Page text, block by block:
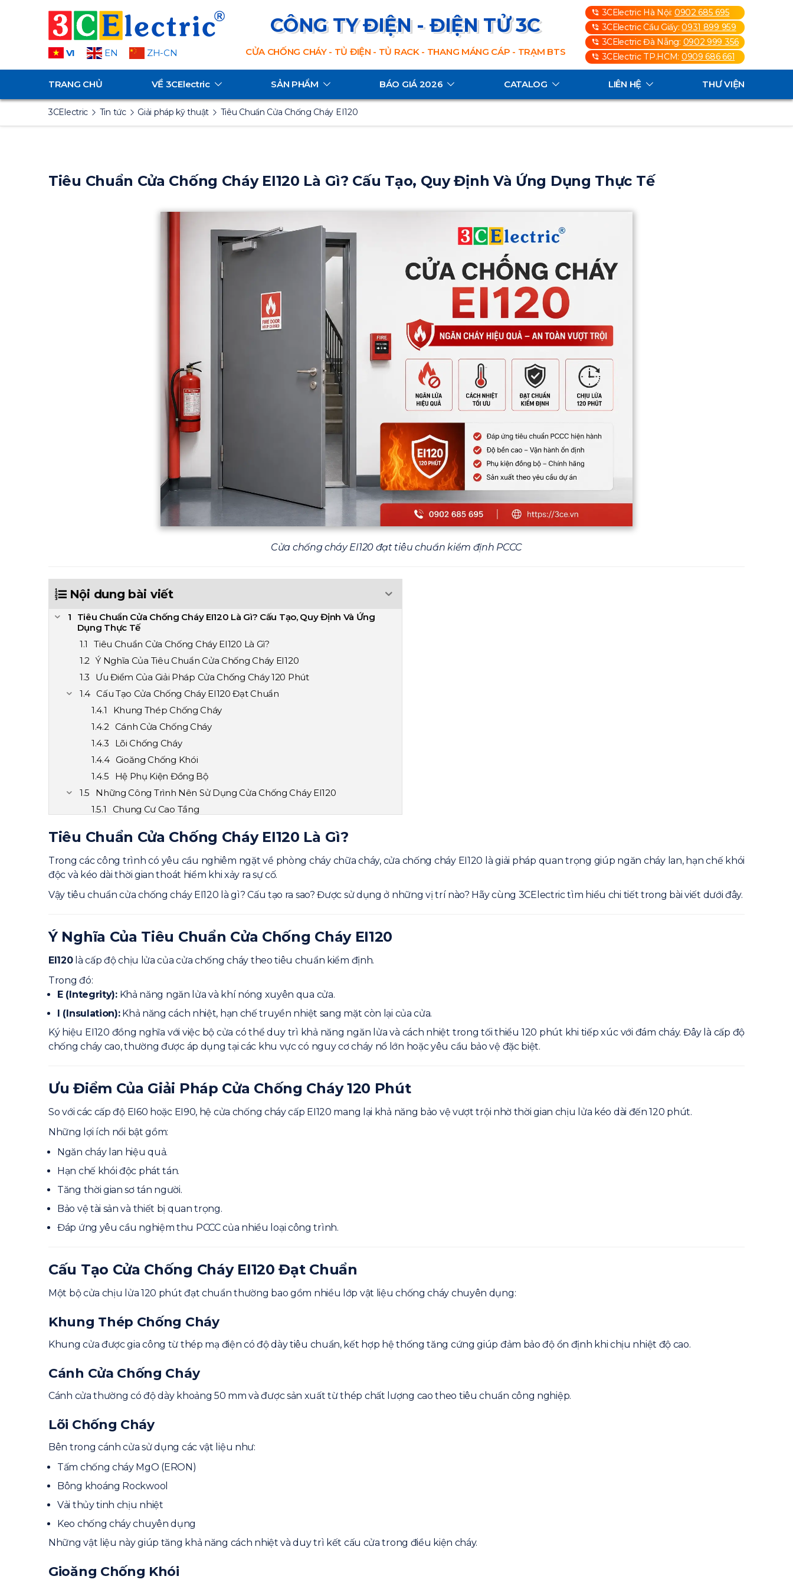
VI EN ZH-CN
CÔNG TY ĐIỆN - ĐIỆN TỬ 3C
CỬA CHỐNG CHÁY - TỦ ĐIỆN - TỦ RACK - THANG MÁNG CÁP - TRẠM BTS
3CElectric Hà Nội: 0902 685 695
3CElectric Cầu Giấy:0931 899 959
3CElectric Đà Nẵng: 0902 999 356
3CElectric TP.HCM: 0909 686 661
TRANG CHỦ VỀ 3CElectric SẢN PHẨM BÁO GIÁ 2026 CATALOG LIÊN HỆ THƯ VIỆN
3CElectric Tin tức Giải pháp kỹ thuật Tiêu Chuẩn Cửa Chống Cháy EI120
Tiêu Chuẩn Cửa Chống Cháy EI120 Là Gì? Cấu Tạo, Quy Định Và Ứng Dụng Thực Tế
Cửa chống cháy EI120 đạt tiêu chuẩn kiểm định PCCC
Nội dung bài viết
Tiêu Chuẩn Cửa Chống Cháy EI120 Là Gì? Cấu Tạo, Quy Định Và Ứng
Dụng Thực Tế
Tiêu Chuẩn Cửa Chống Cháy EI120 Là Gì?
Ý Nghĩa Của Tiêu Chuẩn Cửa Chống Cháy EI120
Ưu Điểm Của Giải Pháp Cửa Chống Cháy 120 Phút
Cấu Tạo Cửa Chống Cháy EI120 Đạt Chuẩn
Khung Thép Chống Cháy
Cánh Cửa Chống Cháy
Lõi Chống Cháy
Gioăng Chống Khói
Hệ Phụ Kiện Đồng Bộ
Những Công Trình Nên Sử Dụng Cửa Chống Cháy EI120
Chung Cư Cao Tầng
Trung Tâm Thương Mại
Bệnh Viện Và Khách Sạn
So Sánh Cửa Chống Cháy EI60, EI90 Và EI120
Quy Định Và Tiêu Chuẩn Đối Với Cửa Chống Cháy EI120
EI120 Chịu Lửa Trong Bao Lâu?
Có Bắt Buộc Sử Dụng Cho Mọi Công Trình Không?
Kết Luận
Liên Hệ Báo Giá Cửa Chống Cháy
Bài viết liên quan
Tiêu Chuẩn Cửa Chống Cháy EI120 Là Gì?
Trong các công trình có yêu cầu nghiêm ngặt về phòng cháy chữa cháy, cửa chống cháy EI120 là giải pháp quan trọng giúp ngăn cháy lan, hạn chế khói
độc và kéo dài thời gian thoát hiểm khi xảy ra sự cố.
Vậy tiêu chuẩn cửa chống cháy EI120 là gì? Cấu tạo ra sao? Được sử dụng ở những vị trí nào? Hãy cùng 3CElectric tìm hiểu chi tiết trong bài viết dưới đây.
Ý Nghĩa Của Tiêu Chuẩn Cửa Chống Cháy EI120
EI120là cấp độ chịu lửa của cửa chống cháy theo tiêu chuẩn kiểm định.
Trong đó:
E (Integrity):Khả năng ngăn lửa và khí nóng xuyên qua cửa.
I (Insulation):Khả năng cách nhiệt, hạn chế truyền nhiệt sang mặt còn lại của cửa.
Ký hiệu EI120 đồng nghĩa với việc bộ cửa có thể duy trì khả năng ngăn lửa và cách nhiệt trong tối thiểu 120 phút khi tiếp xúc với đám cháy. Đây là cấp độ
chống cháy cao, thường được áp dụng tại các khu vực có nguy cơ cháy nổ lớn hoặc yêu cầu bảo vệ đặc biệt.
Ưu Điểm Của Giải Pháp Cửa Chống Cháy 120 Phút
So với các cấp độ EI60 hoặc EI90, hệ cửa chống cháy cấp EI120 mang lại khả năng bảo vệ vượt trội nhờ thời gian chịu lửa kéo dài đến 120 phút.
Những lợi ích nổi bật gồm:
Ngăn cháy lan hiệu quả.
Hạn chế khói độc phát tán.
Tăng thời gian sơ tán người.
Bảo vệ tài sản và thiết bị quan trọng.
Đáp ứng yêu cầu nghiệm thu PCCC của nhiều loại công trình.
Cấu Tạo Cửa Chống Cháy EI120 Đạt Chuẩn
Một bộ cửa chịu lửa 120 phút đạt chuẩn thường bao gồm nhiều lớp vật liệu chống cháy chuyên dụng:
Khung Thép Chống Cháy
Khung cửa được gia công từ thép mạ điện có độ dày tiêu chuẩn, kết hợp hệ thống tăng cứng giúp đảm bảo độ ổn định khi chịu nhiệt độ cao.
Cánh Cửa Chống Cháy
Cánh cửa thường có độ dày khoảng 50 mm và được sản xuất từ thép chất lượng cao theo tiêu chuẩn công nghiệp.
Lõi Chống Cháy
Bên trong cánh cửa sử dụng các vật liệu như:
Tấm chống cháy MgO (ERON)
Bông khoáng Rockwool
Vải thủy tinh chịu nhiệt
Keo chống cháy chuyên dụng
Những vật liệu này giúp tăng khả năng cách nhiệt và duy trì kết cấu cửa trong điều kiện cháy.
Gioăng Chống Khói